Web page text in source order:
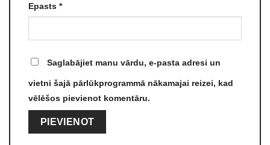
Epasts *
Saglabājiet manu vārdu, e-pasta adresi un
vietni šajā pārlūkprogrammā nākamajai reizei, kad
vēlēšos pievienot komentāru.